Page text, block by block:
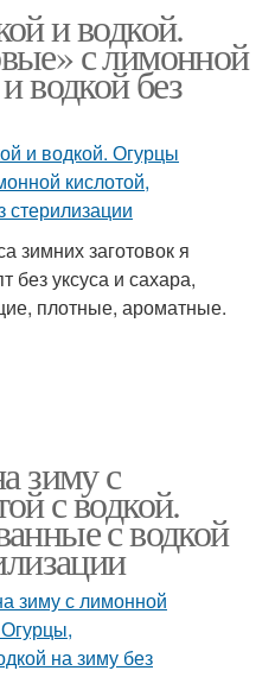
и водкой.
с лимонной
водкой без
зимних заготовок я
без уксуса и сахара,
плотные, ароматные.
зиму с
с водкой.
с водкой